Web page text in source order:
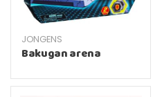
JONGENS
Bakugan arena